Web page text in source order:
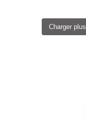
Charger plus